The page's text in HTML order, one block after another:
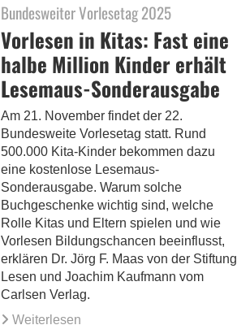
Bundesweiter Vorlesetag 2025
Vorlesen in Kitas: Fast eine
halbe Million Kinder erhält
Lesemaus-Sonderausgabe
Am 21. November findet der 22.
Bundesweite Vorlesetag statt. Rund
500.000 Kita-Kinder bekommen dazu
eine kostenlose Lesemaus-
Sonderausgabe. Warum solche
Buchgeschenke wichtig sind, welche
Rolle Kitas und Eltern spielen und wie
Vorlesen Bildungschancen beeinflusst,
erklären Dr. Jörg F. Maas von der Stiftung
Lesen und Joachim Kaufmann vom
Carlsen Verlag.
Weiterlesen